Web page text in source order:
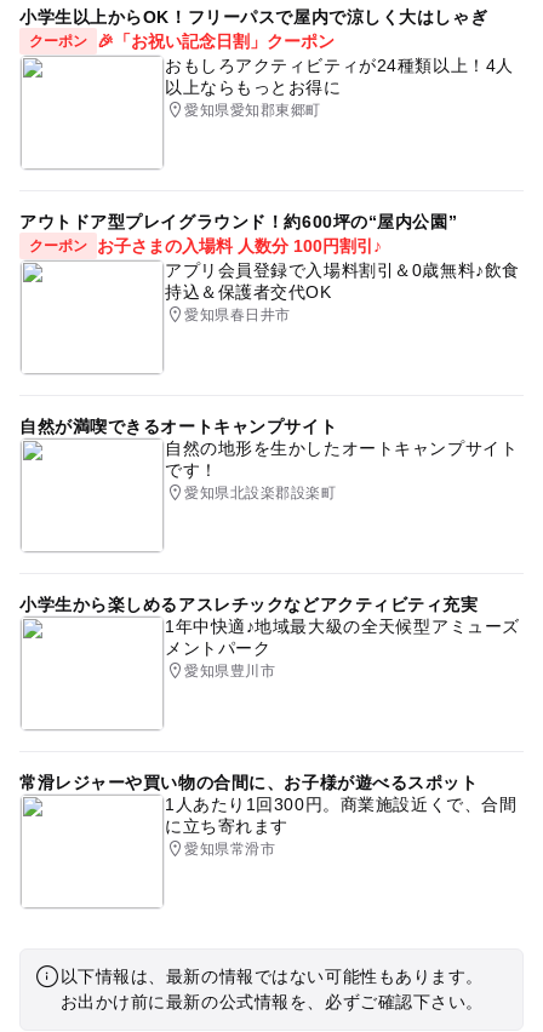
小学生以上からOK！フリーパスで屋内で涼しく大はしゃぎ
クーポン
🎉「お祝い記念日割」クーポン
おもしろアクティビティが24種類以上！4人
以上ならもっとお得に
愛知県愛知郡東郷町
アウトドア型プレイグラウンド！約600坪の“屋内公園”
クーポン
お子さまの入場料 人数分 100円割引♪
アプリ会員登録で入場料割引＆0歳無料♪飲食
持込＆保護者交代OK
愛知県春日井市
自然が満喫できるオートキャンプサイト
自然の地形を生かしたオートキャンプサイト
です！
愛知県北設楽郡設楽町
小学生から楽しめるアスレチックなどアクティビティ充実
1年中快適♪地域最大級の全天候型アミューズ
メントパーク
愛知県豊川市
常滑レジャーや買い物の合間に、お子様が遊べるスポット
1人あたり1回300円。商業施設近くで、合間
に立ち寄れます
愛知県常滑市
以下情報は、最新の情報ではない可能性もあります。
お出かけ前に最新の公式情報を、必ずご確認下さい。